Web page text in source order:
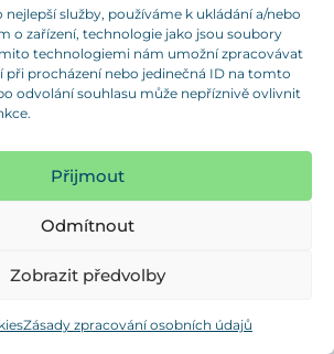
služby, používáme k ukládání a/nebo
o zařízení, technologie jako jsou soubory
technologiemi nám umožní zpracovávat
při procházení nebo jedinečná ID na tomto
odvolání souhlasu může nepříznivě ovlivnit
Přijmout
Odmítnout
Zobrazit předvolby
Zásady zpracování osobních údajů
MFG 180 / M30x100
Objednat